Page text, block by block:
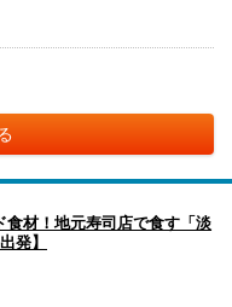
食材！地元寿司店で食す「淡
発】